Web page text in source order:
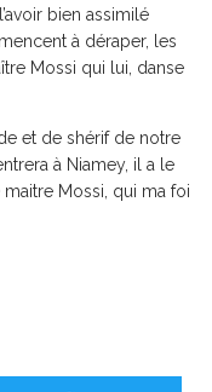
bien assimilé
à déraper, les
Mossi qui lui, danse
et de shérif de notre
à Niamey, il a le
Mossi, qui ma foi